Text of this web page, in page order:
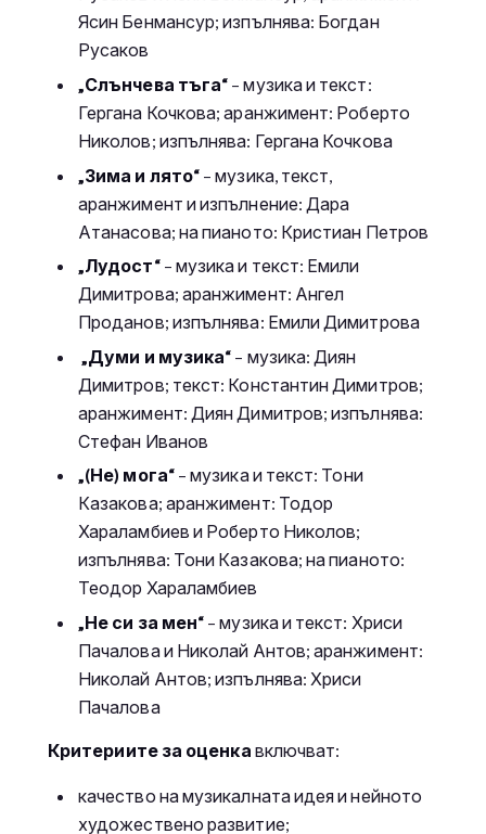
Ясин Бенмансур; изпълнява: Богдан
Русаков
„Слънчева тъга“ – музика и текст:
Гергана Кочкова; аранжимент: Роберто
Николов; изпълнява: Гергана Кочкова
„Зима и лято“ – музика, текст,
аранжимент и изпълнение: Дара
Атанасова; на пианото: Кристиан Петров
„Лудост“– музика и текст: Емили
Димитрова; аранжимент: Ангел
Проданов; изпълнява: Емили Димитрова
„Думи и музика“ – музика: Диян
Димитров; текст: Константин Димитров;
аранжимент: Диян Димитров; изпълнява:
Стефан Иванов
„(Не) мога“– музика и текст: Тони
Казакова; аранжимент: Тодор
Хараламбиев и Роберто Николов;
изпълнява: Тони Казакова; на пианото:
Теодор Хараламбиев
„Не си за мен“ – музика и текст: Хриси
Пачалова и Николай Антов; аранжимент:
Николай Антов; изпълнява: Хриси
Пачалова
Критериите за оценка включват:
качество на музикалната идея и нейното
художествено развитие;